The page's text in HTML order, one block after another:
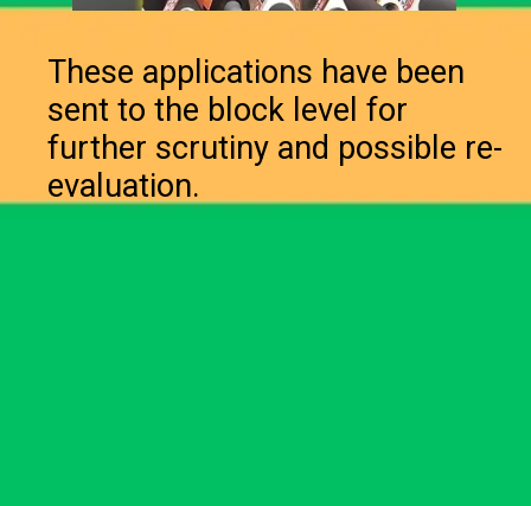
These applications have been
sent to the block level for
further scrutiny and possible re-
evaluation.